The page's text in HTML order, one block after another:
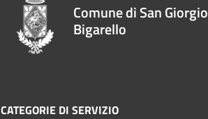
Comune di San Giorgio
Bigarello
CATEGORIE DI SERVIZIO